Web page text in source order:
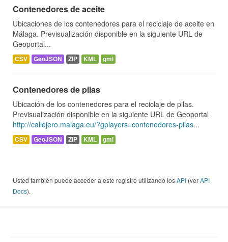
Contenedores de aceite
Ubicaciones de los contenedores para el reciclaje de aceite en
Málaga. Previsualización disponible en la siguiente URL de
Geoportal...
CSV GeoJSON ZIP KML gml
Contenedores de pilas
Ubicación de los contenedores para el reciclaje de pilas.
Previsualización disponible en la siguiente URL de Geoportal
http://callejero.malaga.eu/?gplayers=contenedores-pilas...
CSV GeoJSON ZIP KML gml
Usted también puede acceder a este registro utilizando losAPI (verAPI
Docs).